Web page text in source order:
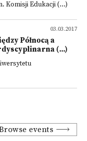
Komisji Edukacji (...)
03.03.2017
Północą a
(...)
events